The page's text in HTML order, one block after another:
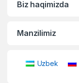
Biz haqimizda
Manzilimiz
Uzbek